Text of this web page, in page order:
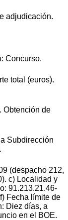
adjudicación.
Concurso.
total (euros).
Obtención de
Subdirección
(despacho 212,
c) Localidad y
91.213.21.46-
Fecha límite de
Diez días, a
en el BOE.